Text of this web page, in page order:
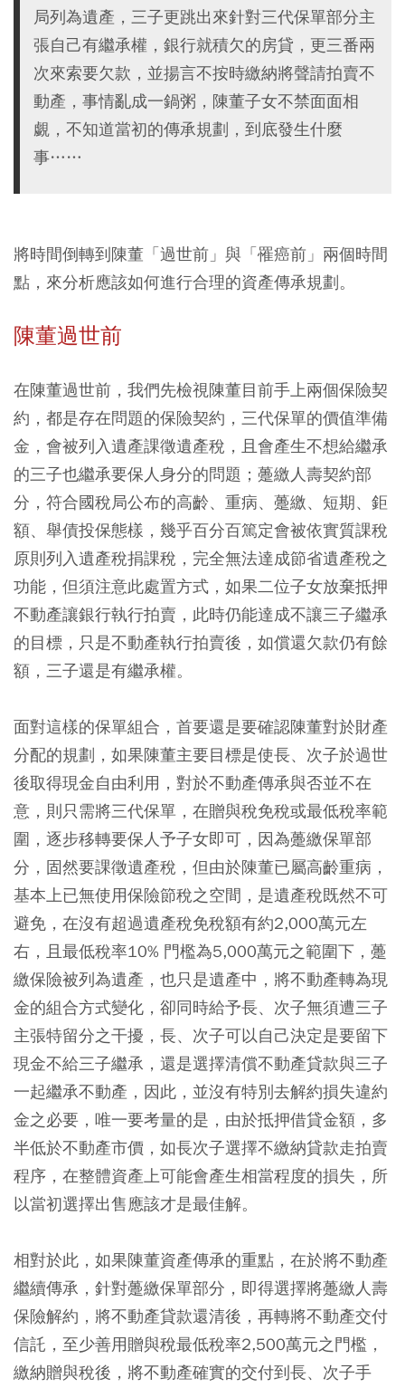
局列為遺產，三子更跳出來針對三代保單部分主
張自己有繼承權，銀行就積欠的房貸，更三番兩
次來索要欠款，並揚言不按時繳納將聲請拍賣不
動產，事情亂成一鍋粥，陳董子女不禁面面相
覷，不知道當初的傳承規劃，到底發生什麼
事……
將時間倒轉到陳董「過世前」與「罹癌前」兩個時間
點，來分析應該如何進行合理的資產傳承規劃。
陳董過世前
在陳董過世前，我們先檢視陳董目前手上兩個保險契
約，都是存在問題的保險契約，三代保單的價值準備
金，會被列入遺產課徵遺產稅，且會產生不想給繼承
的三子也繼承要保人身分的問題；躉繳人壽契約部
分，符合國稅局公布的高齡、重病、躉繳、短期、鉅
額、舉債投保態樣，幾乎百分百篤定會被依實質課稅
原則列入遺產稅捐課稅，完全無法達成節省遺產稅之
功能，但須注意此處置方式，如果二位子女放棄抵押
不動產讓銀行執行拍賣，此時仍能達成不讓三子繼承
的目標，只是不動產執行拍賣後，如償還欠款仍有餘
額，三子還是有繼承權。
面對這樣的保單組合，首要還是要確認陳董對於財產
分配的規劃，如果陳董主要目標是使長、次子於過世
後取得現金自由利用，對於不動產傳承與否並不在
意，則只需將三代保單，在贈與稅免稅或最低稅率範
圍，逐步移轉要保人予子女即可，因為躉繳保單部
分，固然要課徵遺產稅，但由於陳董已屬高齡重病，
基本上已無使用保險節稅之空間，是遺產稅既然不可
避免，在沒有超過遺產稅免稅額有約2,000萬元左
右，且最低稅率10% 門檻為5,000萬元之範圍下，躉
繳保險被列為遺產，也只是遺產中，將不動產轉為現
金的組合方式變化，卻同時給予長、次子無須遭三子
主張特留分之干擾，長、次子可以自己決定是要留下
現金不給三子繼承，還是選擇清償不動產貸款與三子
一起繼承不動產，因此，並沒有特別去解約損失違約
金之必要，唯一要考量的是，由於抵押借貸金額，多
半低於不動產市價，如長次子選擇不繳納貸款走拍賣
程序，在整體資產上可能會產生相當程度的損失，所
以當初選擇出售應該才是最佳解。
相對於此，如果陳董資產傳承的重點，在於將不動產
繼續傳承，針對躉繳保單部分，即得選擇將躉繳人壽
保險解約，將不動產貸款還清後，再轉將不動產交付
信託，至少善用贈與稅最低稅率2,500萬元之門檻，
繳納贈與稅後，將不動產確實的交付到長、次子手